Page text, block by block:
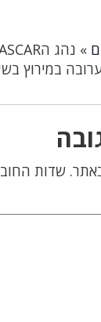
»
במירוץ
שדות